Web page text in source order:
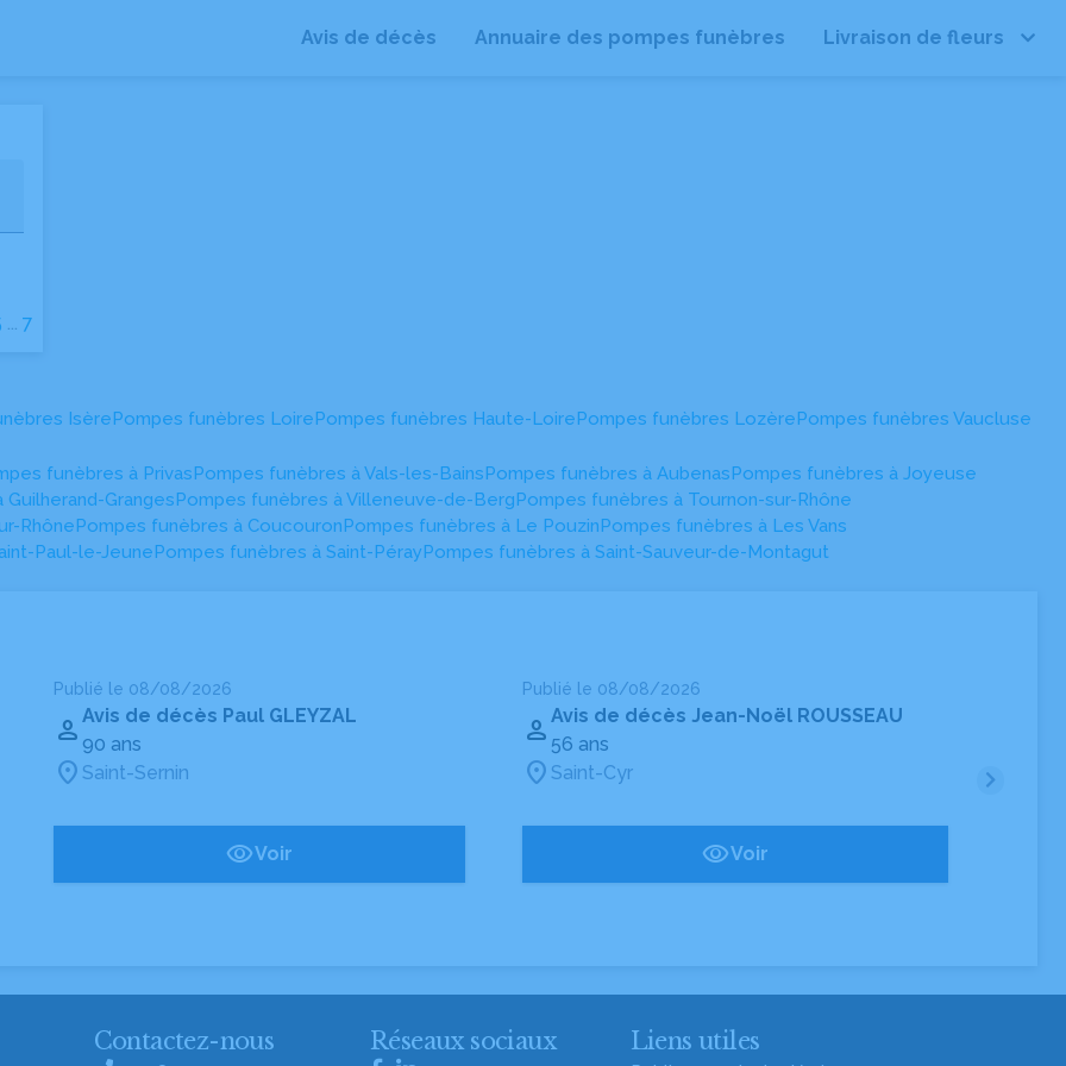
Avis de décès Annuaire des pompes funèbres Livraison de fleurs
... 7
IsèrePompes funèbres LoirePompes funèbres Haute-LoirePompes funèbres LozèrePompes funèbres Vaucluse
funèbres à PrivasPompes funèbres à Vals-les-BainsPompes funèbres à AubenasPompes funèbres à Joyeuse
GrangesPompes funèbres à Villeneuve-de-BergPompes funèbres à Tournon-sur-Rhône
RhônePompes funèbres à CoucouronPompes funèbres à Le PouzinPompes funèbres à Les Vans
Paul-le-JeunePompes funèbres à Saint-PérayPompes funèbres à Saint-Sauveur-de-Montagut
Publié le 08/08/2026
Avis de décès Paul GLEYZAL
90 ans
Saint-Sernin
Voir
Publié le 08/08/2026
Avis de décès Jean-Noël ROUSSEAU
56 ans
Saint-Cyr
Voir
Contactez-nous Réseaux sociaux Liens utiles